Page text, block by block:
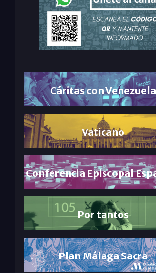
Cáritas con Venezuela
Vaticano
Conferencia Episcopal
Por tantos
Plan Málaga Sacra